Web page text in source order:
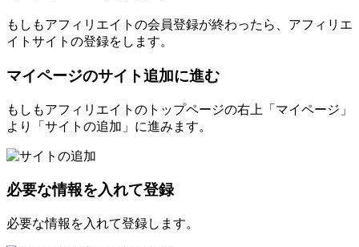
もしもアフィリエイトの会員登録が終わったら、アフィリエ
イトサイトの登録をします。
マイページのサイト追加に進む
もしもアフィリエイトのトップページの右上「マイページ」
より「サイトの追加」に進みます。
必要な情報を入れて登録
必要な情報を入れて登録します。